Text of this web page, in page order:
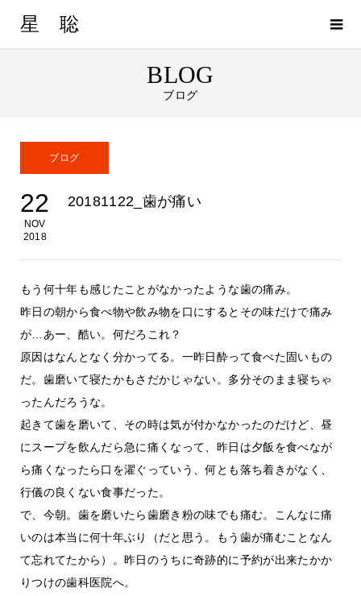
星 聡
BLOG
ブログ
ブログ
22
NOV
2018
20181122_歯が痛い
もう何十年も感じたことがなかったような歯の痛み。
昨日の朝から食べ物や飲み物を口にするとその味だけで痛み
が…あー、酷い。何だろこれ？
原因はなんとなく分かってる。一昨日酔って食べた固いもの
だ。歯磨いて寝たかもさだかじゃない。多分そのまま寝ちゃ
ったんだろうな。
起きて歯を磨いて、その時は気が付かなかったのだけど、昼
にスープを飲んだら急に痛くなって、昨日は夕飯を食べなが
ら痛くなったら口を濯ぐっていう、何とも落ち着きがなく、
行儀の良くない食事だった。
で、今朝。歯を磨いたら歯磨き粉の味でも痛む。こんなに痛
いのは本当に何十年ぶり（だと思う。もう歯が痛むことなん
て忘れてたから）。昨日のうちに奇跡的に予約が出来たかか
りつけの歯科医院へ。